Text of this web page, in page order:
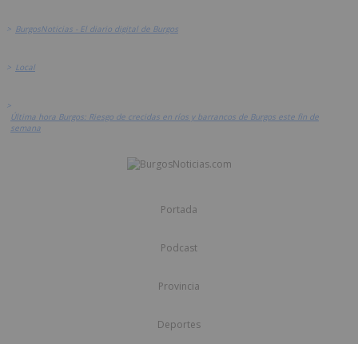
> BurgosNoticias - El diario digital de Burgos
> Local
>
Última hora Burgos: Riesgo de crecidas en ríos y barrancos de Burgos este fin de
semana
Portada
Podcast
Provincia
Deportes